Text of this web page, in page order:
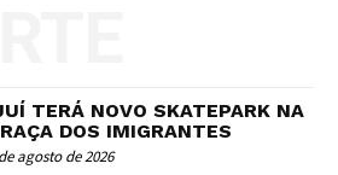
TERÁ NOVO SKATEPARK NA
DOS IMIGRANTES
agosto de 2026